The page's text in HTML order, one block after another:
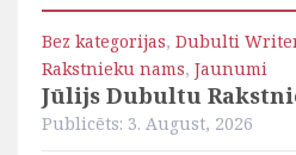
Bez kategorijas, Dubulti
Rakstnieku nams, Jaunumi
Jūlijs Dubultu
Publicēts: 3. August, 2026